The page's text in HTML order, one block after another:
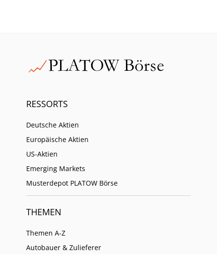
RESSORTS
Deutsche Aktien
Europäische Aktien
US-Aktien
Emerging Markets
Musterdepot PLATOW Börse
THEMEN
Themen A-Z
Autobauer & Zulieferer